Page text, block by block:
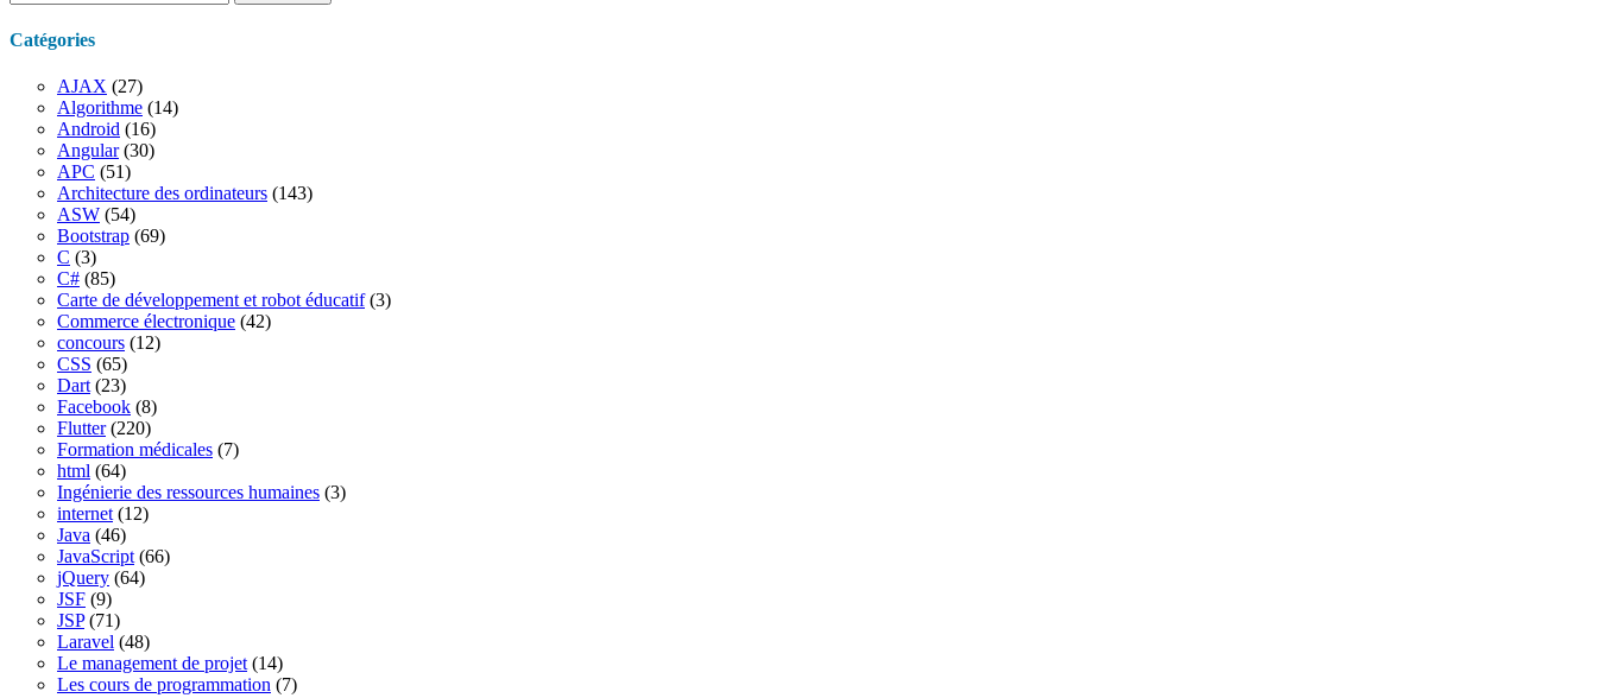
Catégories
AJAX (27)
Algorithme (14)
Android (16)
Angular(30)
APC (51)
Architecture des ordinateurs (143)
ASW (54)
Bootstrap (69)
C (3)
C# (85)
Carte de développement et robot éducatif(3)
Commerce électronique (42)
concours (12)
CSS (65)
Dart (23)
Facebook (8)
Flutter(220)
Formation médicales (7)
html (64)
Ingénierie des ressources humaines (3)
internet (12)
Java (46)
JavaScript (66)
jQuery (64)
JSF (9)
JSP(71)
Laravel (48)
Le management de projet (14)
Les cours de programmation (7)